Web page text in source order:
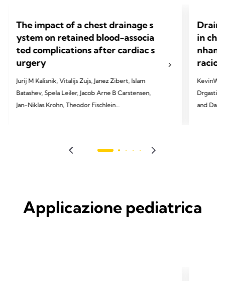
The impact of a chest drainage s
ystem on retained blood-associa
ted complications after cardiac s
urgery
Jurij M Kalisnik, Vitalijs Zujs, Janez Zibert, Islam
Batashev, Spela Leiler, Jacob Arne B Carstensen,
Jan-Niklas Krohn, Theodor Fischlein
Mar;67(Supplement_1):i9-17.
in
racic
KevinW.
Drgastin,
and Daniel T.
Applicazione pediatrica